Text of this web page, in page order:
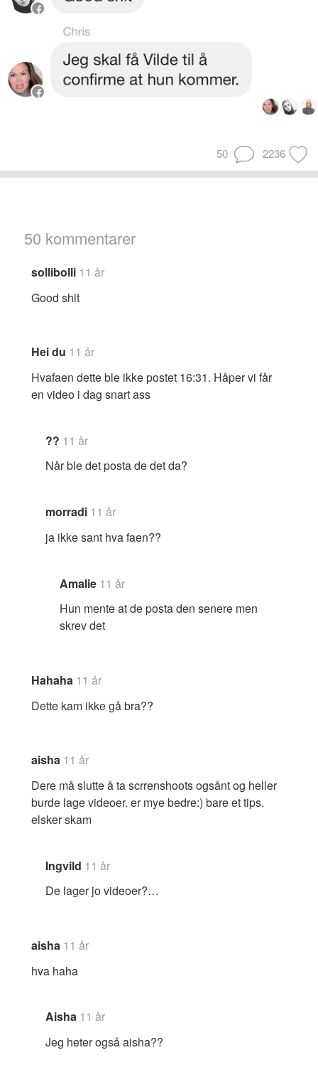
50 2236
50 kommentarer
sollibolli 11 år
Good shit
Hei du 11 år
Hvafaen dette ble ikke postet 16:31. Håper vi får
en video i dag snart ass
?? 11 år
Når ble det posta de det da?
morradi 11 år
ja ikke sant hva faen??
Amalie 11 år
Hun mente at de posta den senere men
skrev det
Hahaha 11 år
Dette kam ikke gå bra??
aisha 11 år
Dere må slutte å ta scrrenshoots ogsånt og heller
burde lage videoer. er mye bedre:) bare et tips.
elsker skam
Ingvild 11 år
De lager jo videoer?…
aisha 11 år
hva haha
Aisha 11 år
Jeg heter også aisha??